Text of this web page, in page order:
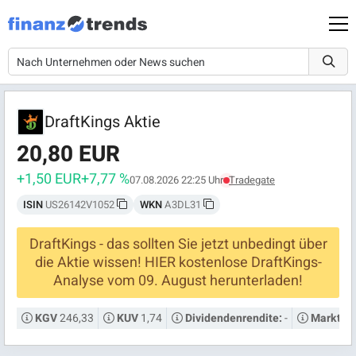
DraftKings Aktie
20,80 EUR
+1,50 EUR+7,77 %07.08.2026 22:25 Uhr Tradegate
ISIN US26142V1052 WKNA3DL31
DraftKings - das sollten Sie jetzt unbedingt über
die Aktie wissen! HIER kostenlose DraftKings-
Analyse vom 09. August herunterladen!
KGV246,33 KUV1,74 Dividendenrendite:-